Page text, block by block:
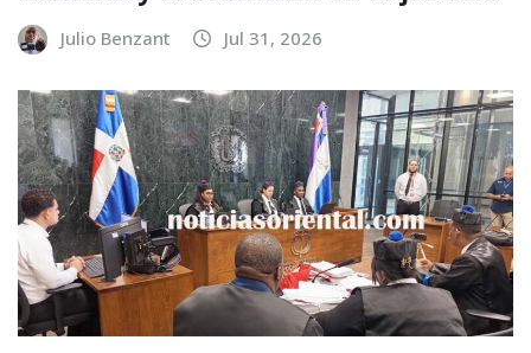
Julio Benzant Jul 31, 2026